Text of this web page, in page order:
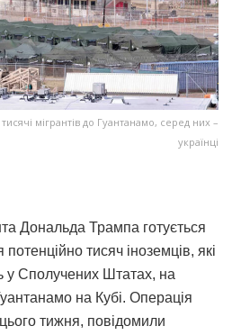
мігрантів до Гуантанамо, серед них –
українці
Дональда Трампа готується
тисяч іноземців, які
у Сполучених Штатах, на
на Кубі. Операція
тижня, повідомили